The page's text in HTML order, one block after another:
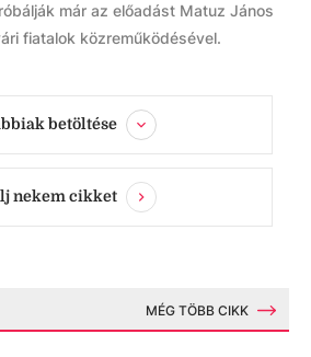
már az előadást Matuz János
fiatalok közreműködésével.
betöltése
nekem cikket
MÉG TÖBB CIKK